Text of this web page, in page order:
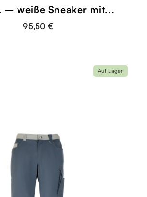
– weiße Sneaker mit...
95,50 €
Auf Lager